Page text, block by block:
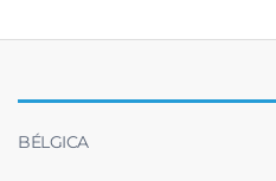
BÉLGICA